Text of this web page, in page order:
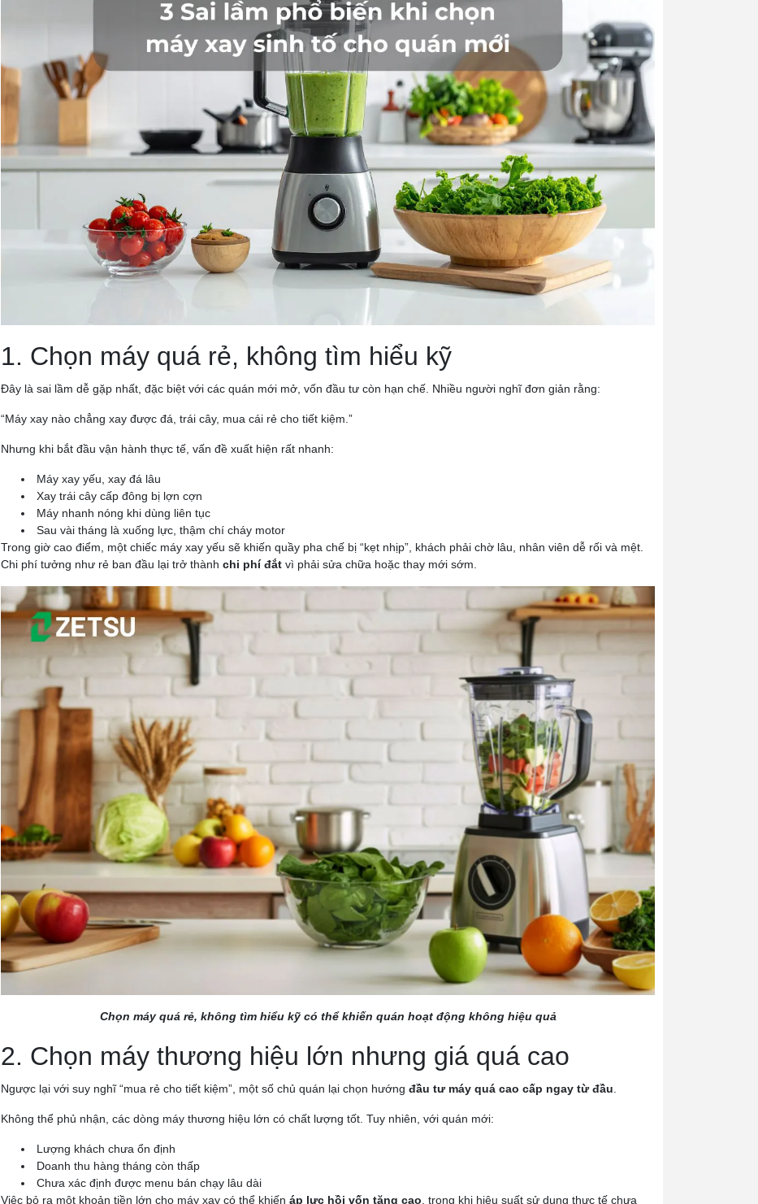
1. Chọn máy quá rẻ, không tìm hiểu kỹ
Đây là sai lầm dễ gặp nhất, đặc biệt với các quán mới mở, vốn đầu tư còn hạn chế. Nhiều người nghĩ đơn giản rằng:
“Máy xay nào chẳng xay được đá, trái cây, mua cái rẻ cho tiết kiệm.”
Nhưng khi bắt đầu vận hành thực tế, vấn đề xuất hiện rất nhanh:
Máy xay yếu, xay đá lâu
Xay trái cây cấp đông bị lợn cợn
Máy nhanh nóng khi dùng liên tục
Sau vài tháng là xuống lực, thậm chí cháy motor
Trong giờ cao điểm, một chiếc máy xay yếu sẽ khiến quầy pha chế bị “kẹt nhịp”, khách phải chờ lâu, nhân viên dễ rối và mệt.
Chi phí tưởng như rẻ ban đầu lại trở thành chi phí đắt vì phải sửa chữa hoặc thay mới sớm.
Chọn máy quá rẻ, không tìm hiểu kỹ có thể khiến quán hoạt động không hiệu quả
2. Chọn máy thương hiệu lớn nhưng giá quá cao
Ngược lại với suy nghĩ “mua rẻ cho tiết kiệm”, một số chủ quán lại chọn hướng đầu tư máy quá cao cấp ngay từ đầu.
Không thể phủ nhận, các dòng máy thương hiệu lớn có chất lượng tốt. Tuy nhiên, với quán mới:
Lượng khách chưa ổn định
Doanh thu hàng tháng còn thấp
Chưa xác định được menu bán chạy lâu dài
Việc bỏ ra một khoản tiền lớn cho máy xay có thể khiến áp lực hồi vốn tăng cao, trong khi hiệu suất sử dụng thực tế chưa